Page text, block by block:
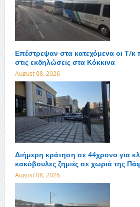
Επέστρεψαν στα κατεχόμενα οι Τ/κ
στις εκδηλώσεις στα Κόκκινα
August 08, 2026
Διήμερη κράτηση σε 44χρονο για
κακόβουλες ζημιές σε χωριά της
August 08, 2026